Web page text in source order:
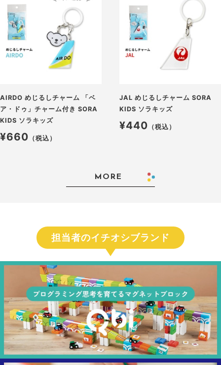
AIRDO めじるしチャーム 「ベ
ア・ドゥ」チャーム付き SORA
KIDS ソラキッズ
¥660 （税込）
JAL めじるしチャーム SORA
KIDS ソラキッズ
¥440 （税込）
MORE
担当者のイチオシブランド